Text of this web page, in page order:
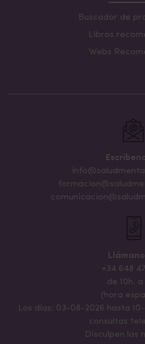
Buscador de
Libros
Webs
+34 648
de 10h. a
(hora
Los días: 03-08-2026 hasta
consultas
Disculpen las